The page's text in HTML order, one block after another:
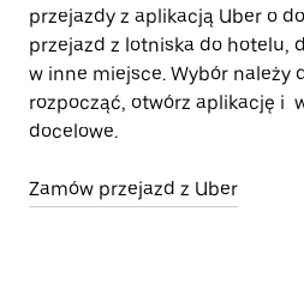
przejazdy z aplikacją Uber o
przejazd z lotniska do hotelu,
w inne miejsce. Wybór należy
rozpocząć, otwórz aplikację i
docelowe.
Zamów przejazd z Uber